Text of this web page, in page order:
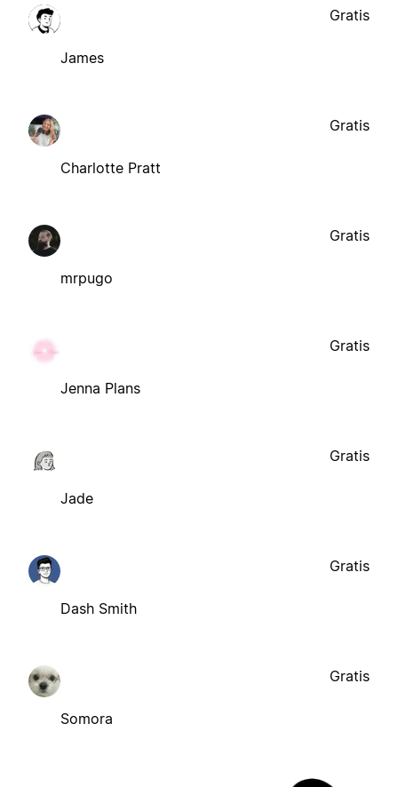
James
Gratis
Charlotte Pratt
Gratis
mrpugo
Gratis
Jenna Plans
Gratis
Jade
Gratis
Dash Smith
Gratis
Somora
Gratis